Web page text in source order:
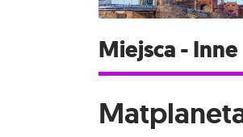
Miejsca - Inne